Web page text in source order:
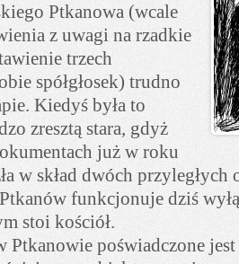
Ptkanowa (wcale
z uwagi na rzadkie
trzech
spółgłosek) trudno
Kiedyś była to
zresztą stara, gdyż
już w roku
w skład dwóch przyległych
funkcjonuje dziś
stoi kościół.
Ptkanowie poświadczone